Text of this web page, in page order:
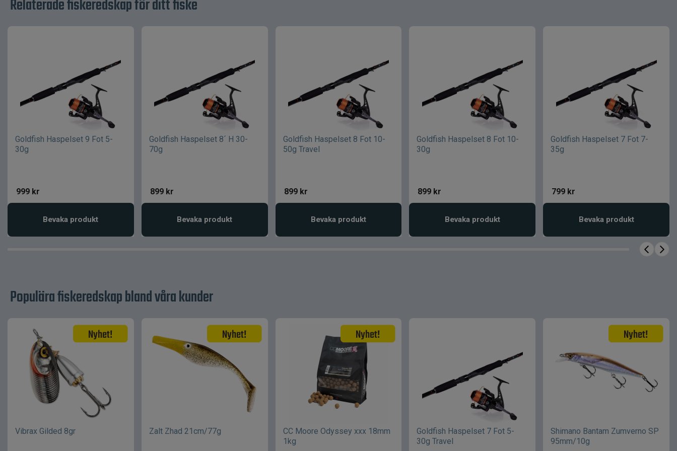
Relaterade fiskeredskap för ditt fiske
Goldfish Haspelset 9 Fot 5-
30g
999 kr
Bevaka produkt
Goldfish Haspelset 8´ H 30-
70g
899 kr
Bevaka produkt
Goldfish Haspelset 8 Fot 10-
50g Travel
899 kr
Bevaka produkt
Goldfish Haspelset 8 Fot 10-
30g
899 kr
Bevaka produkt
Goldfish Haspelset 7 Fot 7-
35g
799 kr
Bevaka produkt
Populära fiskeredskap bland våra kunder
Vibrax Gilded 8gr Zalt Zhad 21cm/77g
CC Moore Odyssey xxx 18mm
1kg
Goldfish Haspelset 7 Fot 5-
30g Travel
Shimano Bantam Zumverno SP
95mm/10g